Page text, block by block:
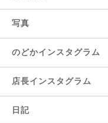
写真
のどかインスタグラム
店長インスタグラム
日記